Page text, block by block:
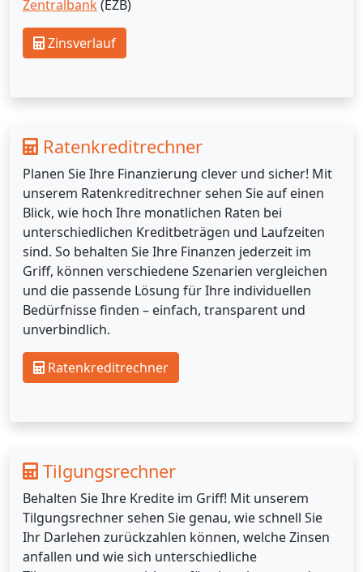
Zentralbank(EZB)
Zinsverlauf
Ratenkreditrechner
Planen Sie Ihre Finanzierung clever und sicher! Mit
unserem Ratenkreditrechner sehen Sie auf einen
Blick, wie hoch Ihre monatlichen Raten bei
unterschiedlichen Kreditbeträgen und Laufzeiten
sind. So behalten Sie Ihre Finanzen jederzeit im
Griff, können verschiedene Szenarien vergleichen
und die passende Lösung für Ihre individuellen
Bedürfnisse finden – einfach, transparent und
unverbindlich.
Ratenkreditrechner
Tilgungsrechner
Behalten Sie Ihre Kredite im Griff! Mit unserem
Tilgungsrechner sehen Sie genau, wie schnell Sie
Ihr Darlehen zurückzahlen können, welche Zinsen
anfallen und wie sich unterschiedliche